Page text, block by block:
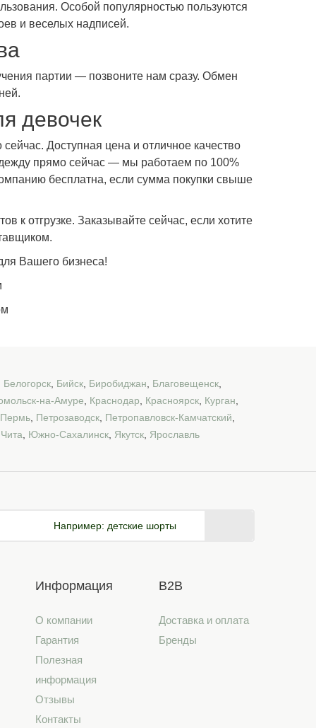
Особой популярностью пользуются
и веселых надписей.
партии — позвоните нам сразу. Обмен
девочек
Доступная цена и отличное качество
прямо сейчас — мы работаем по 100%
бесплатна, если сумма покупки свыше
к отгрузке. Заказывайте сейчас, если хотите
Вашего бизнеса!
Белогорск Бийск Биробиджан Благовещенск
на-Амуре
Краснодар Красноярск Курган
Пермь Петрозаводск Петропавловск-Камчатский
Чита Южно-Сахалинск Якутск Ярославль
Например: детские шорты
Информация
О компании
Гарантия
Полезная
информация
Отзывы
Контакты
B2B
Доставка и оплата
Бренды